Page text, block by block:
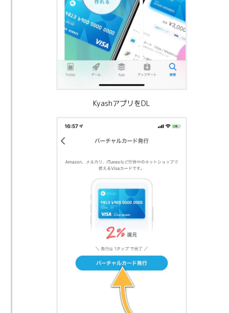
KyashアプリをDL